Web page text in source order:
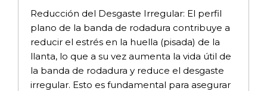
Reducción del Desgaste Irregular: El perfil
plano de la banda de rodadura contribuye a
reducir el estrés en la huella (pisada) de la
llanta, lo que a su vez aumenta la vida útil de
la banda de rodadura y reduce el desgaste
irregular. Esto es fundamental para asegurar